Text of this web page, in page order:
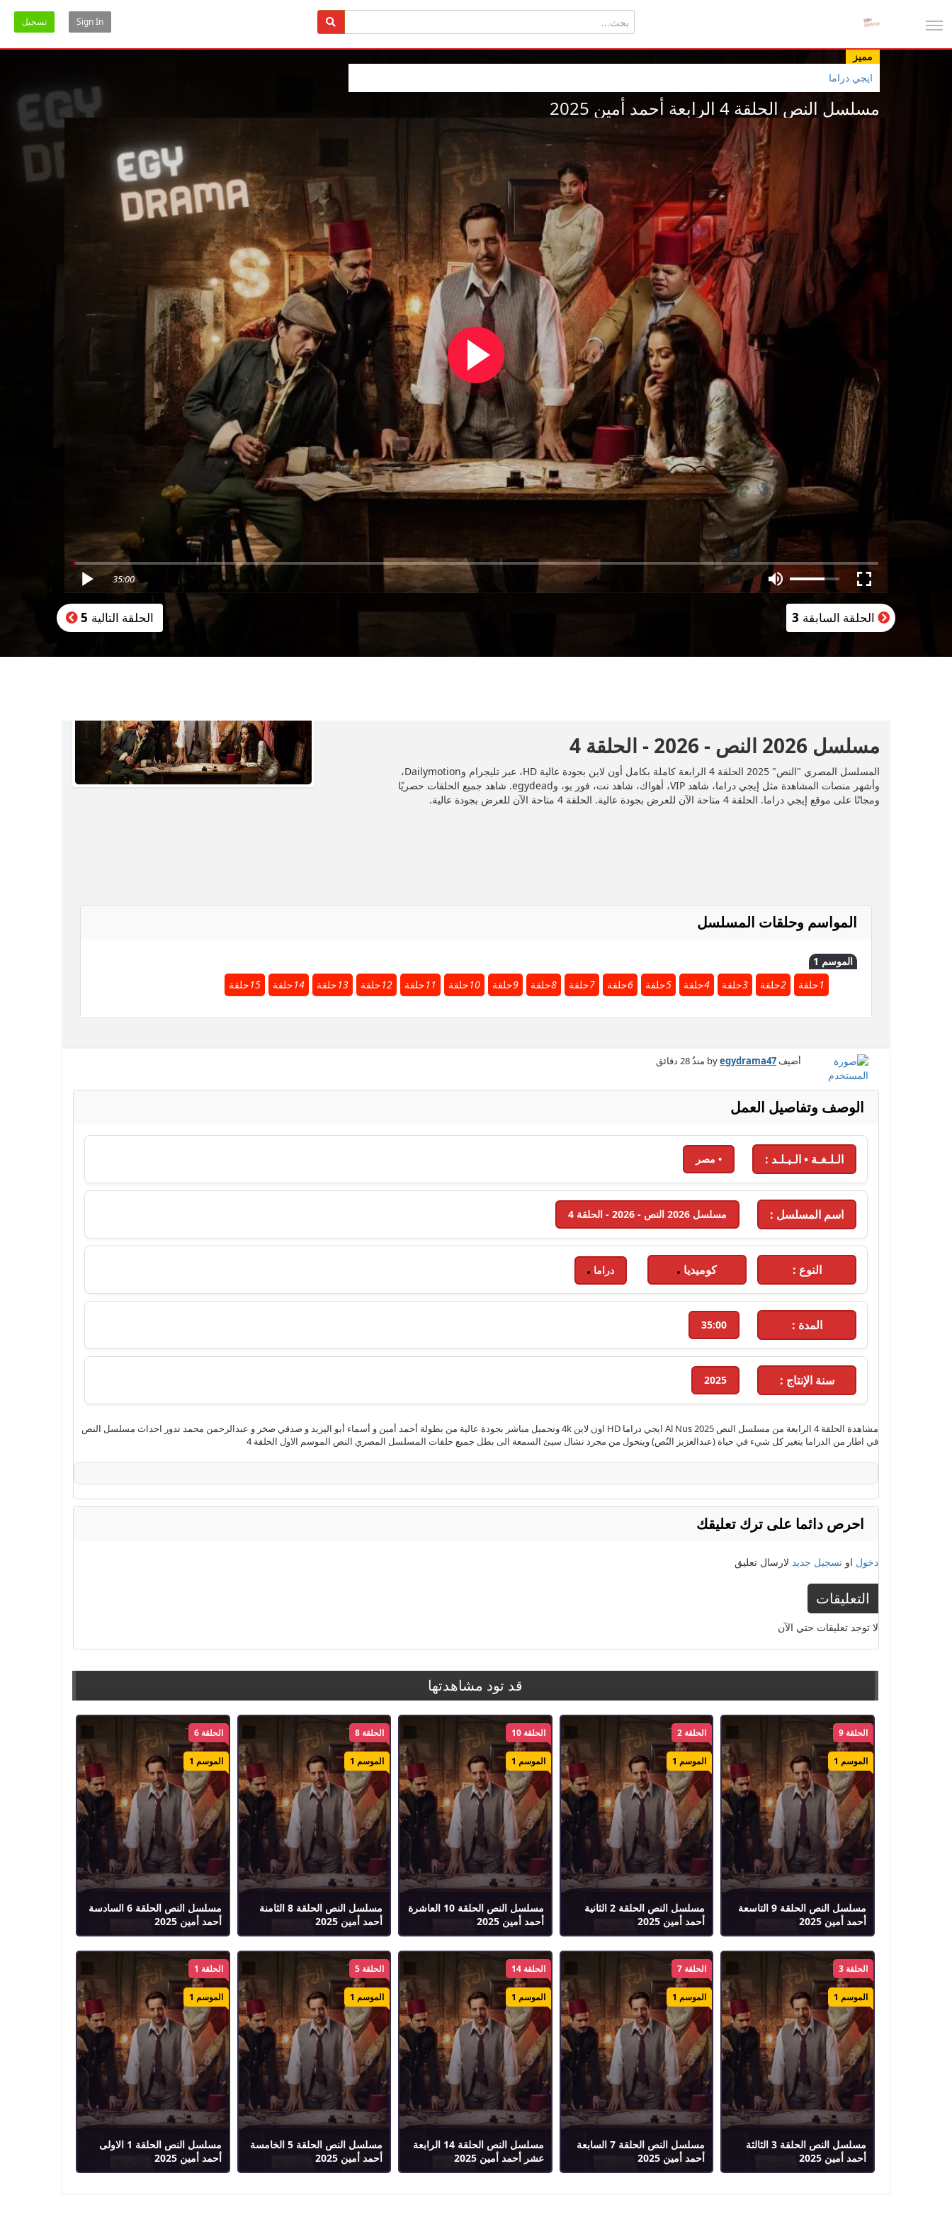
Sign In تسجيل
مميز
ايجي دراما
مسلسل النص الحلقة 4 الرابعة أحمد أمين 2025
35:00
الحلقة السابقة 3 الحلقة التالية 5
مسلسل 2026 النص - 2026 - الحلقة 4
المسلسل المصري "النص" 2025 الحلقة 4 الرابعة كاملة بكامل أون لاين بجودة عالية HD، عبر تليجرام وDailymotion،
وأشهر منصات المشاهدة مثل إيجي دراما، شاهد VIP، أهواك، شاهد نت، فور يو، وegydead. شاهد جميع الحلقات حصريًا
ومجانًا على موقع إيجي دراما. الحلقة 4 متاحة الآن للعرض بجودة عالية. الحلقة 4 متاحة الآن للعرض بجودة عالية.
المواسم وحلقات المسلسل
الموسم 1
1حلقة 2حلقة 3حلقة 4حلقة 5حلقة 6حلقة 7حلقة 8حلقة 9حلقة 10حلقة 11حلقة 12حلقة 13حلقة 14حلقة 15حلقة
أضيف by egydrama47 منذُ28 دقائق
الوصف وتفاصيل العمل
الـلـغـة • الـبـلـد : • مصر
اسم المسلسل : مسلسل 2026 النص - 2026 - الحلقة 4
النوع : كوميديا دراما
المدة : 35:00
سنة الإنتاج : 2025
مشاهدة الحلقة 4 الرابعة من مسلسل النص Al Nus 2025 ايجي دراما HD اون لاين 4k وتحميل مباشر بجودة عالية من بطولة أحمد أمين و أسماء أبو اليزيد و صدقي صخر و عبدالرحمن محمد تدور احداث مسلسل النص
في اطار من الدراما يتغير كل شيء في حياة (عبدالعزيز النُص) ويتحول من مجرد نشال سيئ السمعة الى بطل جميع حلقات المسلسل المصري النص الموسم الاول الحلقة 4
احرص دائما على ترك تعليقك
دخول او تسجيل جديد لارسال تعليق
التعليقات
لا توجد تعليقات حتي الآن
قد تود مشاهدتها
مسلسل النص الحلقة 9 التاسعة
أحمد أمين 2025
الحلقة 9
الموسم 1
مسلسل النص الحلقة 2 الثانية
أحمد أمين 2025
الحلقة 2
الموسم 1
مسلسل النص الحلقة 10 العاشرة
أحمد أمين 2025
الحلقة 10
الموسم 1
مسلسل النص الحلقة 8 الثامنة
أحمد أمين 2025
الحلقة 8
الموسم 1
مسلسل النص الحلقة 6 السادسة
أحمد أمين 2025
الحلقة 6
الموسم 1
مسلسل النص الحلقة 3 الثالثة
أحمد أمين 2025
الحلقة 3
الموسم 1
مسلسل النص الحلقة 7 السابعة
أحمد أمين 2025
الحلقة 7
الموسم 1
مسلسل النص الحلقة 14 الرابعة
عشر أحمد أمين 2025
الحلقة 14
الموسم 1
مسلسل النص الحلقة 5 الخامسة
أحمد أمين 2025
الحلقة 5
الموسم 1
مسلسل النص الحلقة 1 الاولى
أحمد أمين 2025
الحلقة 1
الموسم 1